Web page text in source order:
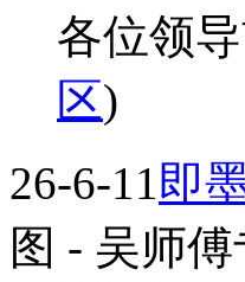
各位领
区)
26-6-11即
图 - 吴师傅